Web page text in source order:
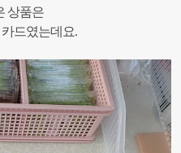
상품은
드였는데요.